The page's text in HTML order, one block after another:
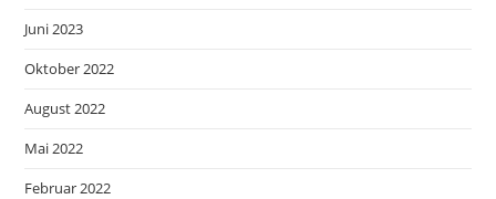
Juni 2023
Oktober 2022
August 2022
Mai 2022
Februar 2022